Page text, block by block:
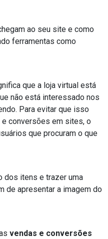
ao seu site e como
ferramentas como
que a loja virtual está
não está interessado nos
Para evitar que isso
e conversões em sites, o
que procuram o que
dos itens e trazer uma
de apresentar a imagem do
vendas e conversões